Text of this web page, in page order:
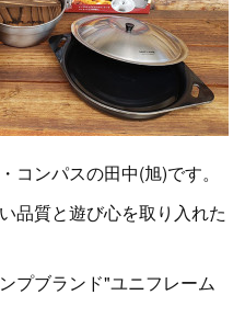
コンパスの田中(旭)です。
品質と遊び心を取り入れた
プブランド"ユニフレーム